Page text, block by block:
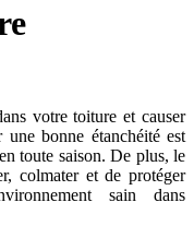
votre toiture et causer
bonne étanchéité est
toute saison. De plus, le
colmater et de protéger
sain dans